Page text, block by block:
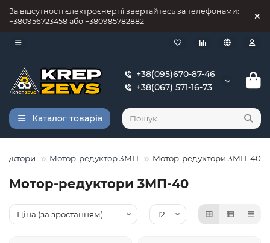
За відсутності єлектроєнергії звертайтесь за телефонами:
+380956723458 або +380985782882
+38(095)670-87-46
+38(067) 571-16-73
Каталог товарів
Мотор-редуктор 3МП Мотор-редуктори 3МП-40
Мотор-редуктори 3МП-40